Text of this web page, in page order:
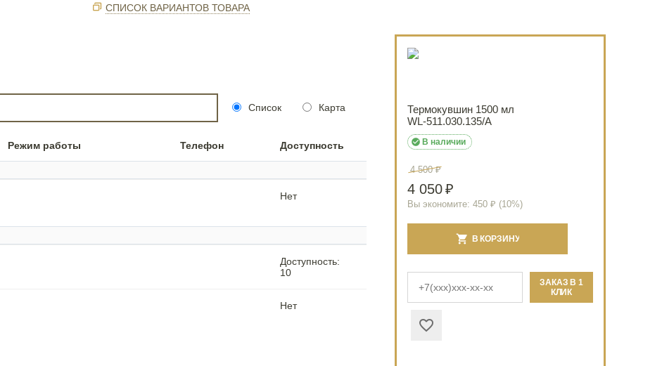
СПИСОК ВАРИАНТОВ ТОВАРА
Термокувшин 1500 мл
WL‑511.030.135/A
В наличии

4 500 ₽
4 050₽
Вы экономите: 450 ₽ (10%)
В КОРЗИНУ
ЗАКАЗ В 1
КЛИК
Список Карта
Режим работы Телефон Доступность
Нет
Доступность:
10
Нет